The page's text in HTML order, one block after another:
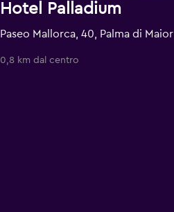
Hotel Palladium
0,8 km dal centro